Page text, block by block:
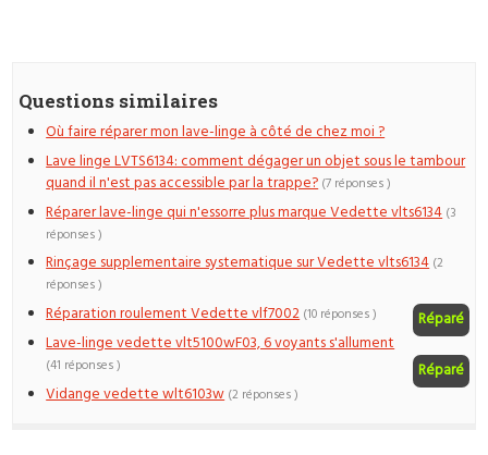
Questions similaires
Où faire réparer mon lave-linge à côté de chez moi ?
Lave linge LVTS6134: comment dégager un objet sous le tambour
quand il n'est pas accessible par la trappe? (7 réponses )
Réparer lave-linge qui n'essorre plus marque Vedette vlts6134 (3
réponses )
Rinçage supplementaire systematique sur Vedette vlts6134 (2
réponses )
Réparation roulement Vedette vlf7002 Réparé
(10 réponses )
Lave-linge vedette vlt5100wF03, 6 voyants s'allument
Réparé
(41 réponses )
Vidange vedette wlt6103w (2 réponses )